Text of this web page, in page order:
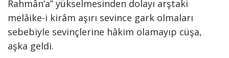
Rahmân’a” yükselmesinden dolayı arştaki
melâike-i kirâm aşırı sevince gark olmaları
sebebiyle sevinçlerine hâkim olamayıp cüşa,
aşka geldi.